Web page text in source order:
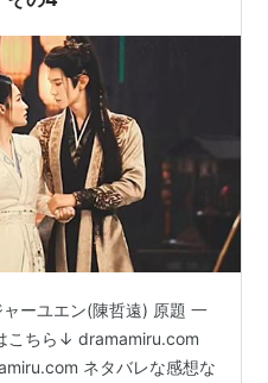
ーユエン(陳哲遠) 原題 一
こちら↓ dramamiru.com
ネタバレな感想な